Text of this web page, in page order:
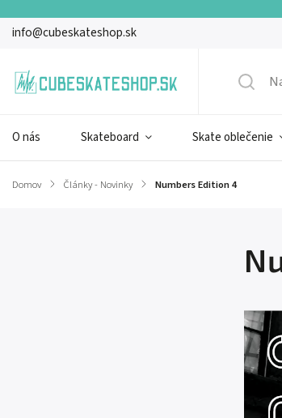
info@cubeskateshop.sk
O nás Skateboard Skate oblečenie
Domov / Články - Novinky / Numbers Edition 4